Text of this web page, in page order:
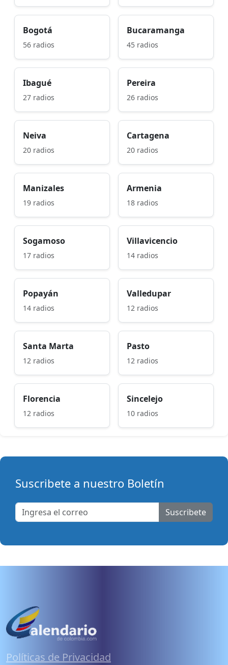
Bogotá
56 radios
Bucaramanga
45 radios
Ibagué
27 radios
Pereira
26 radios
Neiva
20 radios
Cartagena
20 radios
Manizales
19 radios
Armenia
18 radios
Sogamoso
17 radios
Villavicencio
14 radios
Popayán
14 radios
Valledupar
12 radios
Santa Marta
12 radios
Pasto
12 radios
Florencia
12 radios
Sincelejo
10 radios
Suscribete a nuestro Boletín
Suscribete
Políticas de Privacidad